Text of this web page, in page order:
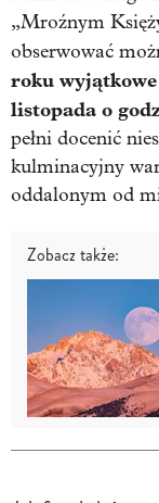
„Mroźnym
obserwować
roku wyjątkowe
listopada o
pełni docenić
kulminacyjny
oddalonym od
Zobacz także: